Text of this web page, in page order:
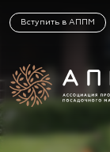
Вступить в АППМ